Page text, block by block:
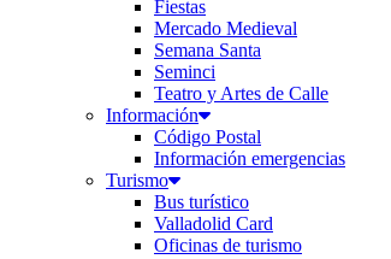
Fiestas
Mercado Medieval
Semana Santa
Seminci
Teatro y Artes de Calle
Información
Código Postal
Información emergencias
Turismo
Bus turístico
Valladolid Card
Oficinas de turismo